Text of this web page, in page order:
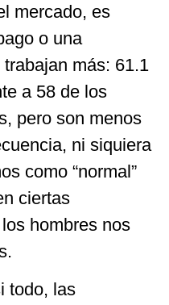
mercado, es
o una
más: 61.1
a 58 de los
pero son menos
ni siquiera
como “normal”
ciertas
hombres nos
todo, las